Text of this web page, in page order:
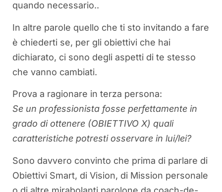
quando necessario..
In altre parole quello che ti sto invitando a fare
è chiederti se, per gli obiettivi che hai
dichiarato, ci sono degli aspetti di te stesso
che vanno cambiati.
Prova a ragionare in terza persona:
Se un professionista fosse perfettamente in
grado di ottenere (OBIETTIVO X) quali
caratteristiche potresti osservare in lui/lei?
Sono davvero convinto che prima di parlare di
Obiettivi Smart, di Vision, di Mission personale